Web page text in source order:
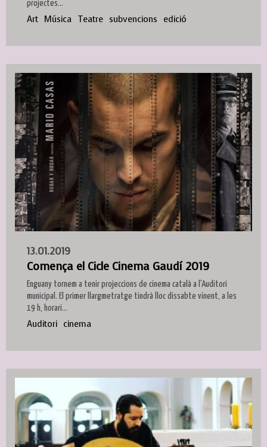
projectes...
Art Música Teatre subvencions edició
13.01.2019
Comença el Cicle Cinema Gaudí 2019
Enguany tornem a tenir projeccions de cinema català a l'Auditori
municipal. El primer llargmetratge tindrà lloc dissabte vinent, a les
19 h, horari...
Auditori cinema